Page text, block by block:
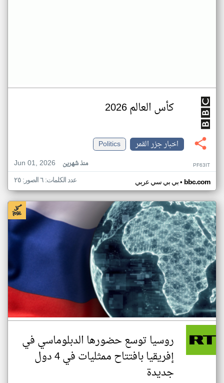
كأس العالم 2026
اخبار جزر القمر
Politics
Jun 01, 2026
منذ شهرين PF63IT
بي بي سي عربي• bbc.com عدد الكلمات: ٦ الصور: ٢٥
روسيا توسع حضورها الدبلوماسي في
إفريقيا بافتتاح ممثليات في 4 دول
جديدة